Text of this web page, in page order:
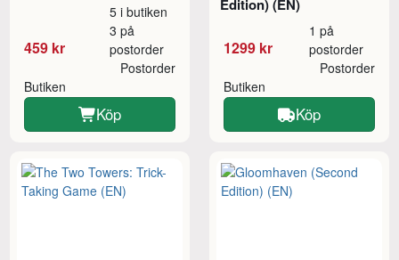
459 kr
5 i butiken
3 på
postorder
Butiken
Postorder
Köp
Edition) (EN)
1299 kr
1 på
postorder
Butiken
Postorder
Köp